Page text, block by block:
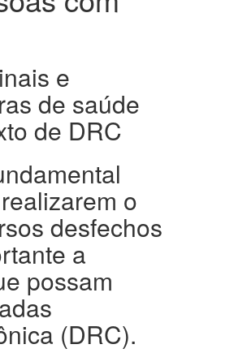
e
de saúde
de DRC
o
desfechos
a
possam
(DRC).